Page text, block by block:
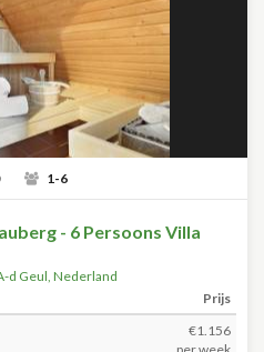
1-6
- 6 Persoons Villa
d Geul, Nederland
Prijs
€1.156